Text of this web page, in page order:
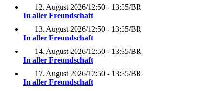
12. August 2026/12:50 - 13:35/BR
In aller Freundschaft
13. August 2026/12:50 - 13:35/BR
In aller Freundschaft
14. August 2026/12:50 - 13:35/BR
In aller Freundschaft
17. August 2026/12:50 - 13:35/BR
In aller Freundschaft